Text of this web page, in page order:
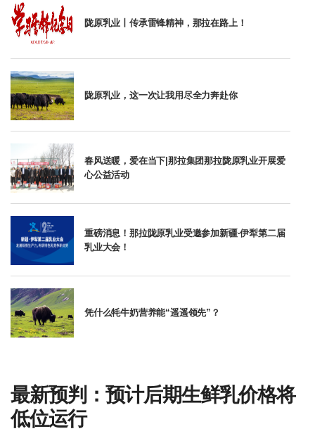
陇原乳业丨传承雷锋精神，那拉在路上！
陇原乳业，这一次让我用尽全力奔赴你
春风送暖，爱在当下|那拉集团那拉陇原乳业开展爱
心公益活动
重磅消息！那拉陇原乳业受邀参加新疆·伊犁第二届
乳业大会！
凭什么牦牛奶营养能“遥遥领先”？
最新预判：预计后期生鲜乳价格将
低位运行